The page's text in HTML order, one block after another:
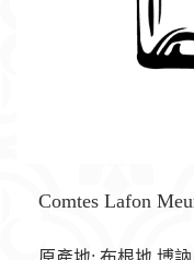
Comtes Lafon